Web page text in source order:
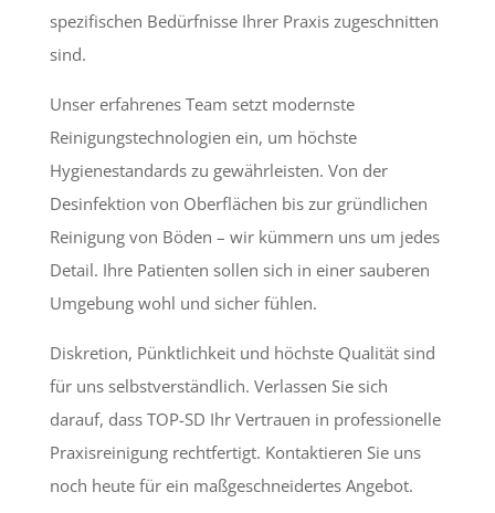
spezifischen Bedürfnisse Ihrer Praxis zugeschnitten
sind.
Unser erfahrenes Team setzt modernste
Reinigungstechnologien ein, um höchste
Hygienestandards zu gewährleisten. Von der
Desinfektion von Oberflächen bis zur gründlichen
Reinigung von Böden – wir kümmern uns um jedes
Detail. Ihre Patienten sollen sich in einer sauberen
Umgebung wohl und sicher fühlen.
Diskretion, Pünktlichkeit und höchste Qualität sind
für uns selbstverständlich. Verlassen Sie sich
darauf, dass TOP-SD Ihr Vertrauen in professionelle
Praxisreinigung rechtfertigt. Kontaktieren Sie uns
noch heute für ein maßgeschneidertes Angebot.